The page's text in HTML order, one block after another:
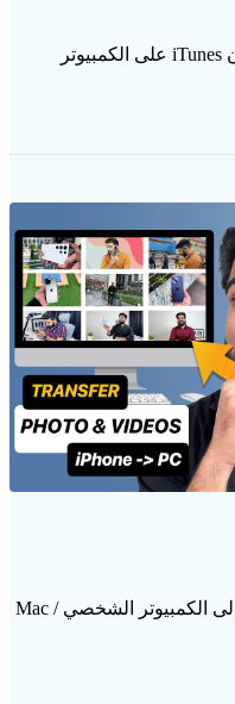
أفضل الطرق لنقل الصور من iPhone إلى الكمبيوتر الشخصي / Mac